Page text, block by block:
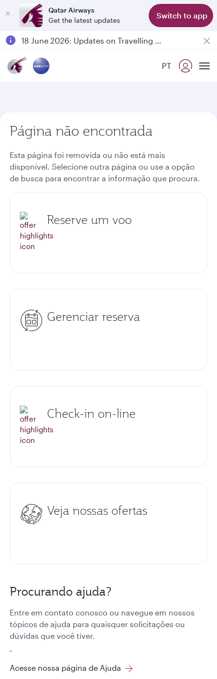
Qatar Airways
Get the latest updates
Switch to app
Passengers flying between Doha and Auckland on QR914 and QR915
18 June 2026: Updates on Travelling with Power Banks
PT
Página não encontrada
Esta página foi removida ou não está mais
disponível. Selecione outra página ou use a opção
de busca para encontrar a informação que procura.
Reserve um voo
Gerenciar reserva
Check-in on-line
Veja nossas ofertas
Procurando ajuda?
Entre em contato conosco ou navegue em nossos
tópicos de ajuda para quaisquer solicitações ou
dúvidas que você tiver.
Acesse nossa página de Ajuda